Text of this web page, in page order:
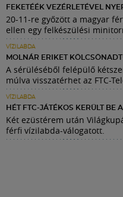
FEKETÉÉK VEZÉRLETÉVEL
20-11-re győzött a magyar
ellen egy felkészülési
VÍZILABDA
MOLNÁR ERIKET
A sérüléséből felépülő
múlva visszatérhet az FTC-
VÍZILABDA
HÉT FTC-JÁTÉKOS KERÜLT BE
Két ezüstérem után
férfi vízilabda-válogatott.